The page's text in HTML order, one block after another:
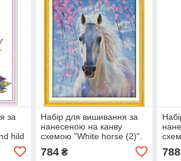
за
hild
Набір для вишивання за
нанесеною на канву
схемою "White horse (2)".
AIDA 14CT printed, 36*42
см
784₴ 788